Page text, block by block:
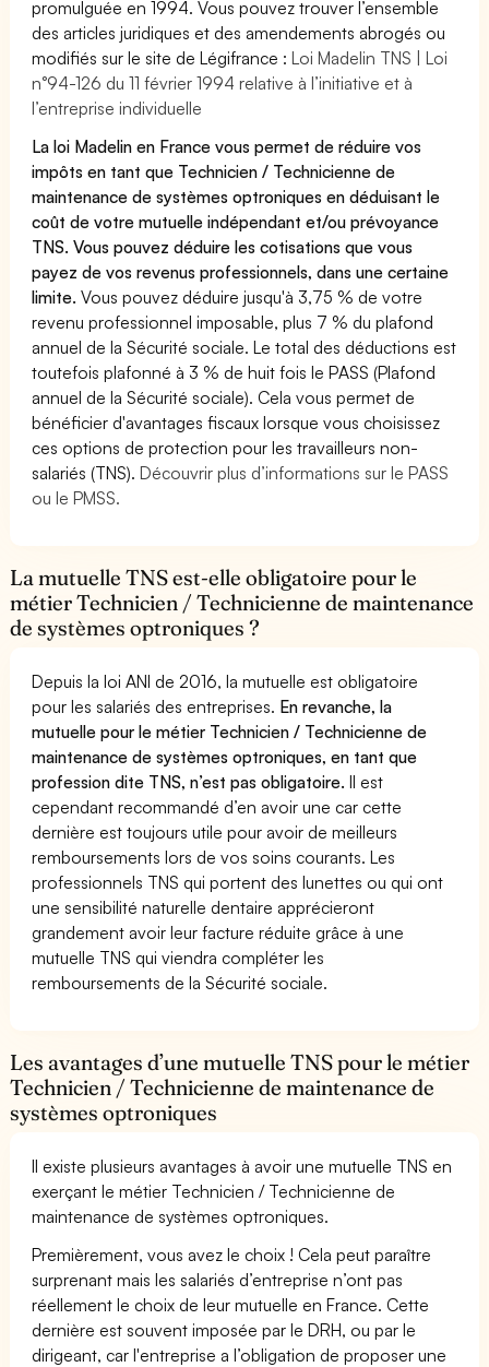
promulguée en 1994. Vous pouvez trouver l’ensemble
des articles juridiques et des amendements abrogés ou
modifiés sur le site de Légifrance :Loi Madelin TNS | Loi
n°94-126 du 11 février 1994 relative à l’initiative et à
l’entreprise individuelle
La loi Madelin en France vous permet de réduire vos
impôts en tant que Technicien / Technicienne de
maintenance de systèmes optroniques en déduisant le
coût de votre mutuelle indépendant et/ou prévoyance
TNS. Vous pouvez déduire les cotisations que vous
payez de vos revenus professionnels, dans une certaine
limite.Vous pouvez déduire jusqu'à 3,75 % de votre
revenu professionnel imposable, plus 7 % du plafond
annuel de la Sécurité sociale. Le total des déductions est
toutefois plafonné à 3 % de huit fois le PASS (Plafond
annuel de la Sécurité sociale). Cela vous permet de
bénéficier d'avantages fiscaux lorsque vous choisissez
ces options de protection pour les travailleurs non-
salariés (TNS).Découvrir plus d’informations sur le PASS
ou le PMSS.
La mutuelle TNS est-elle obligatoire pour le
métier Technicien / Technicienne de maintenance
de systèmes optroniques ?
Depuis la loi ANI de 2016, la mutuelle est obligatoire
pour les salariés des entreprises. En revanche, la
mutuelle pour le métier Technicien / Technicienne de
maintenance de systèmes optroniques, en tant que
profession dite TNS, n’est pas obligatoire.Il est
cependant recommandé d’en avoir une car cette
dernière est toujours utile pour avoir de meilleurs
remboursements lors de vos soins courants. Les
professionnels TNS qui portent des lunettes ou qui ont
une sensibilité naturelle dentaire apprécieront
grandement avoir leur facture réduite grâce à une
mutuelle TNS qui viendra compléter les
remboursements de la Sécurité sociale.
Les avantages d’une mutuelle TNS pour le métier
Technicien / Technicienne de maintenance de
systèmes optroniques
Il existe plusieurs avantages à avoir une mutuelle TNS en
exerçant le métier Technicien / Technicienne de
maintenance de systèmes optroniques.
Premièrement, vous avez le choix ! Cela peut paraître
surprenant mais les salariés d’entreprise n’ont pas
réellement le choix de leur mutuelle en France. Cette
dernière est souvent imposée par le DRH, ou par le
dirigeant, car l'entreprise a l’obligation de proposer une